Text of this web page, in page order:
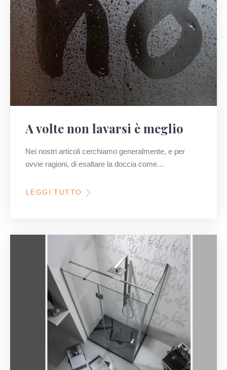
A volte non lavarsi è meglio
Nei nostri articoli cerchiamo generalmente, e per
ovvie ragioni, di esaltare la doccia come…
LEGGI TUTTO